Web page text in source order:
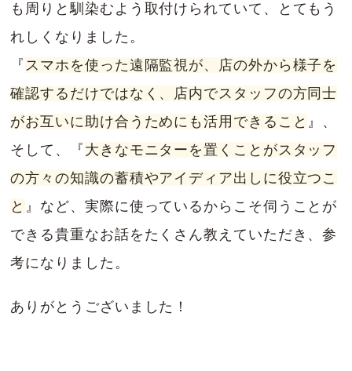
も周りと馴染むよう取付けられていて、とてもう
れしくなりました。
『 スマホを使った遠隔監視が、店の外から様子を
確認するだけではなく、店内でスタッフの方同士
がお互いに助け合うためにも活用できること 』、
そして、『 大きなモニターを置くことがスタッフ
の方々の知識の蓄積やアイディア出しに役立つこ
と 』など、実際に使っているからこそ伺うことが
できる貴重なお話をたくさん教えていただき、参
考になりました。
ありがとうございました！